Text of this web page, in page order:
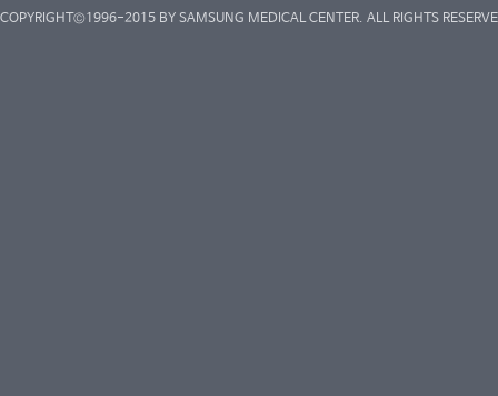
COPYRIGHT©1996-2015 BY SAMSUNG MEDICAL CENTER. ALL RIGHTS